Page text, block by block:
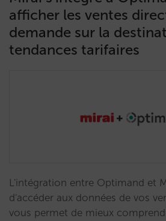
afficher les ventes
demande sur la
tendances tarifaires
L'intégration entre Optimand et
d'accéder aux données de vos
vous permet de mieux